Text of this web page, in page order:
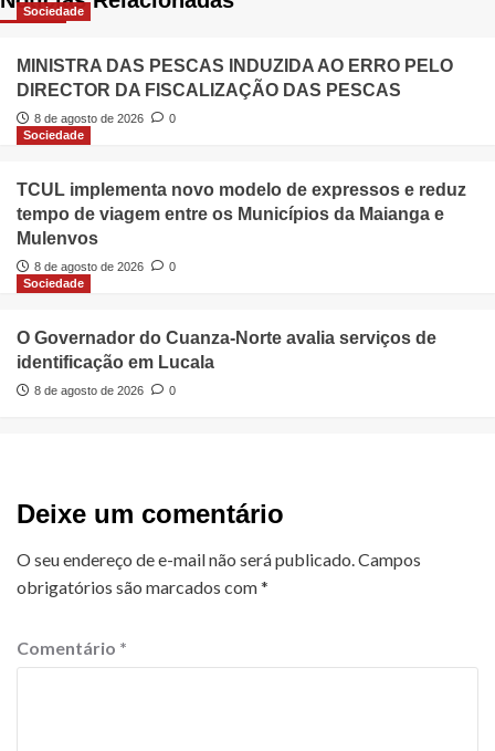
Sociedade
MINISTRA DAS PESCAS INDUZIDA AO ERRO PELO
DIRECTOR DA FISCALIZAÇÃO DAS PESCAS
8 de agosto de 2026
0
Sociedade
TCUL implementa novo modelo de expressos e reduz
tempo de viagem entre os Municípios da Maianga e
Mulenvos
8 de agosto de 2026
0
Sociedade
O Governador do Cuanza-Norte avalia serviços de
identificação em Lucala
8 de agosto de 2026 0
Deixe um comentário
O seu endereço de e-mail não será publicado.Campos
obrigatórios são marcados com*
Comentário *